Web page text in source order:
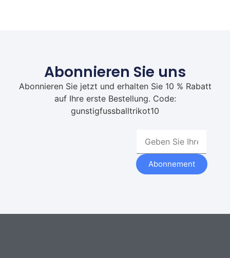
Abonnieren Sie uns
Abonnieren Sie jetzt und erhalten Sie 10 % Rabatt
auf Ihre erste Bestellung. Code:
gunstigfussballtrikot10
Abonnement